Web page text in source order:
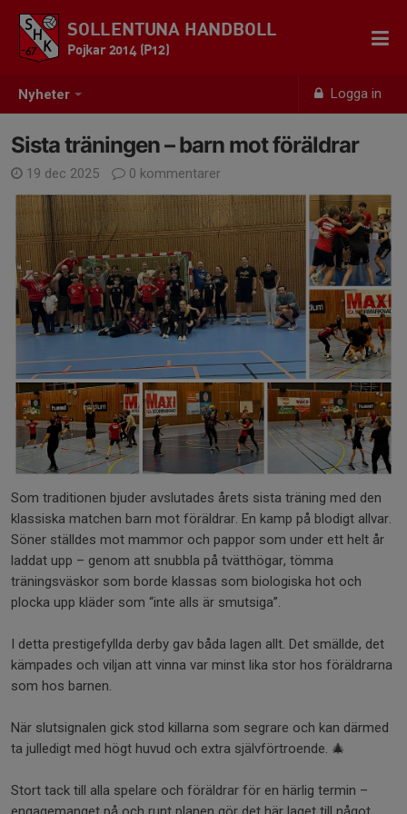
Nyheter Logga in
SOLLENTUNA HANDBOLL
Pojkar 2014 (P12)
Sista träningen – barn mot föräldrar
19 dec 2025 0 kommentarer
Som traditionen bjuder avslutades årets sista träning med den
klassiska matchen barn mot föräldrar. En kamp på blodigt allvar.
Söner ställdes mot mammor och pappor som under ett helt år
laddat upp – genom att snubbla på tvätthögar, tömma
träningsväskor som borde klassas som biologiska hot och
plocka upp kläder som “inte alls är smutsiga”.
I detta prestigefyllda derby gav båda lagen allt. Det smällde, det
kämpades och viljan att vinna var minst lika stor hos föräldrarna
som hos barnen.
När slutsignalen gick stod killarna som segrare och kan därmed
ta julledigt med högt huvud och extra självförtroende. 🎄
Stort tack till alla spelare och föräldrar för en härlig termin –